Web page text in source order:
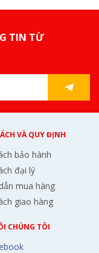
TIN TỪ
VÀ QUY ĐỊNH
bảo hành
đại lý
mua hàng
giao hàng
CHÚNG TÔI